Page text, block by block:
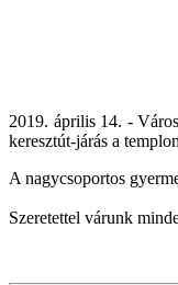
2019. április 14. -
keresztút-járás a
A nagycsoportos
Szeretettel várunk